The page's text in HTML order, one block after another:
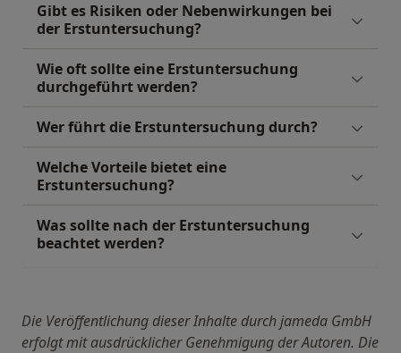
Gibt es Risiken oder Nebenwirkungen bei
der Erstuntersuchung?
Wie oft sollte eine Erstuntersuchung
durchgeführt werden?
Wer führt die Erstuntersuchung durch?
Welche Vorteile bietet eine
Erstuntersuchung?
Was sollte nach der Erstuntersuchung
beachtet werden?
Die Veröffentlichung dieser Inhalte durch jameda GmbH
erfolgt mit ausdrücklicher Genehmigung der Autoren. Die